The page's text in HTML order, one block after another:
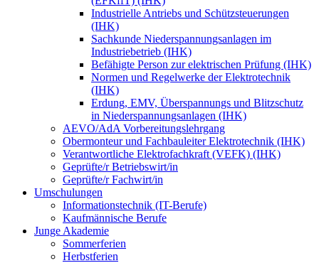
Industrielle Antriebs und Schützsteuerungen
(IHK)
Sachkunde Niederspannungsanlagen im
Industriebetrieb (IHK)
Befähigte Person zur elektrischen Prüfung (IHK)
Normen und Regelwerke der Elektrotechnik
(IHK)
Erdung, EMV, Überspannungs und Blitzschutz
in Niederspannungsanlagen (IHK)
AEVO/AdA Vorbereitungslehrgang
Obermonteur und Fachbauleiter Elektrotechnik (IHK)
Verantwortliche Elektrofachkraft (VEFK) (IHK)
Geprüfte/r Betriebswirt/in
Geprüfte/r Fachwirt/in
Umschulungen
Informationstechnik (IT-Berufe)
Kaufmännische Berufe
Junge Akademie
Sommerferien
Herbstferien